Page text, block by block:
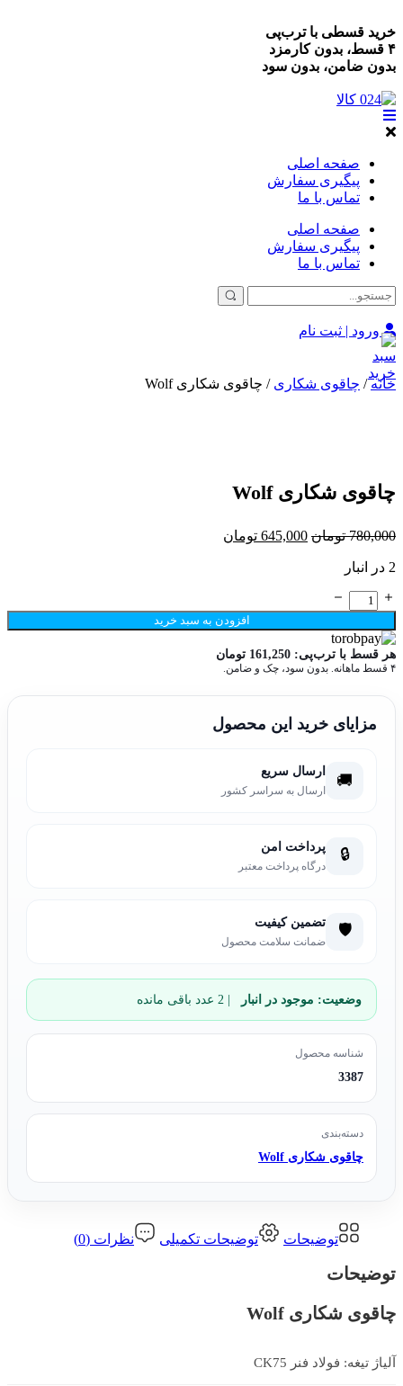
خرید قسطی با ترب‌پی
۴ قسط، بدون کارمزد
بدون ضامن، بدون سود
صفحه اصلی
پیگیری سفارش
تماس با ما
صفحه اصلی
پیگیری سفارش
تماس با ما
ورود | ثبت نام
خانه/ چاقوی شکاری / چاقوی شکاری Wolf
چاقوی شکاری Wolf
780,000 تومان قیمت
645,000 تومان
2 در انبار
چاقوی
شکاری
Wolf
عدد
افزودن به سبد خرید
هر قسط با ترب‌پی: 161,250 تومان
۴ قسط ماهانه. بدون سود، چک و ضامن.
مزایای خرید این محصول
🚚 ارسال سریع
ارسال به سراسر کشور
🔒 پرداخت امن
درگاه پرداخت معتبر
🛡️ تضمین کیفیت
ضمانت سلامت محصول
وضعیت: موجود در انبار
شناسه محصول
3387
دسته‌بندی
چاقوی شکاری Wolf
توضیحات توضیحات تکمیلی نظرات (0)
توضیحات
چاقوی شکاری Wolf
آلیاژ تیغه: فولاد فنر CK75